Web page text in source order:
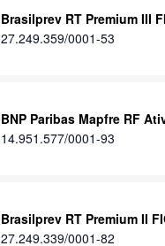
Brasilprev RT Premium III
27.249.359/0001-53
BNP Paribas Mapfre RF
14.951.577/0001-93
Brasilprev RT Premium II
27.249.339/0001-82